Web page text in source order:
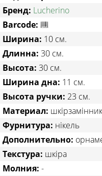
Бренд: Lucherino
Barcode:
Ширина: 10 см.
Длинна: 30 см.
Высота: 30 см.
Ширина дна: 11 см.
Высота ручки: 23 см.
Материал:
Фурнитура: нікель
Дополнительно:
Текстура: шкіра
Молния: -